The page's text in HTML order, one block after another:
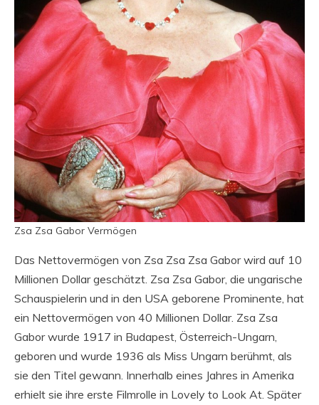
Zsa Zsa Gabor Vermögen
Das Nettovermögen von Zsa Zsa Zsa Gabor wird auf 10
Millionen Dollar geschätzt. Zsa Zsa Gabor, die ungarische
Schauspielerin und in den USA geborene Prominente, hat
ein Nettovermögen von 40 Millionen Dollar. Zsa Zsa
Gabor wurde 1917 in Budapest, Österreich-Ungarn,
geboren und wurde 1936 als Miss Ungarn berühmt, als
sie den Titel gewann. Innerhalb eines Jahres in Amerika
erhielt sie ihre erste Filmrolle in Lovely to Look At. Später